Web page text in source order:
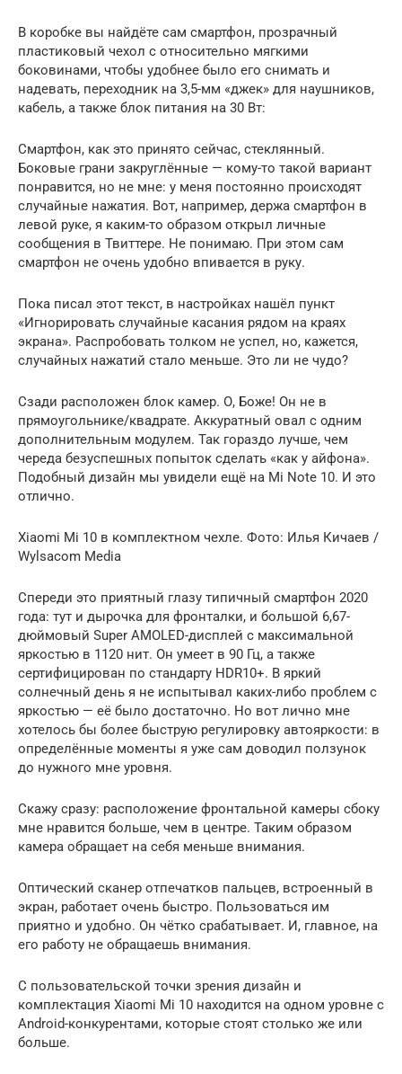
В коробке вы найдёте сам смартфон, прозрачный
пластиковый чехол с относительно мягкими
боковинами, чтобы удобнее было его снимать и
надевать, переходник на 3,5-мм «джек» для наушников,
кабель, а также блок питания на 30 Вт:
Смартфон, как это принято сейчас, стеклянный.
Боковые грани закруглённые — кому-то такой вариант
понравится, но не мне: у меня постоянно происходят
случайные нажатия. Вот, например, держа смартфон в
левой руке, я каким-то образом открыл личные
сообщения в Твиттере. Не понимаю. При этом сам
смартфон не очень удобно впивается в руку.
Пока писал этот текст, в настройках нашёл пункт
«Игнорировать случайные касания рядом на краях
экрана». Распробовать толком не успел, но, кажется,
случайных нажатий стало меньше. Это ли не чудо?
Сзади расположен блок камер. О, Боже! Он не в
прямоугольнике/квадрате. Аккуратный овал с одним
дополнительным модулем. Так гораздо лучше, чем
череда безуспешных попыток сделать «как у айфона».
Подобный дизайн мы увидели ещё на Mi Note 10. И это
отлично.
Xiaomi Mi 10 в комплектном чехле. Фото: Илья Кичаев /
Wylsacom Media
Спереди это приятный глазу типичный смартфон 2020
года: тут и дырочка для фронталки, и большой 6,67-
дюймовый Super AMOLED-дисплей c максимальной
яркостью в 1120 нит. Он умеет в 90 Гц, а также
сертифицирован по стандарту HDR10+. В яркий
солнечный день я не испытывал каких-либо проблем с
яркостью — её было достаточно. Но вот лично мне
хотелось бы более быструю регулировку автояркости: в
определённые моменты я уже сам доводил ползунок
до нужного мне уровня.
Скажу сразу: расположение фронтальной камеры сбоку
мне нравится больше, чем в центре. Таким образом
камера обращает на себя меньше внимания.
Оптический сканер отпечатков пальцев, встроенный в
экран, работает очень быстро. Пользоваться им
приятно и удобно. Он чётко срабатывает. И, главное, на
его работу не обращаешь внимания.
С пользовательской точки зрения дизайн и
комплектация Xiaomi Mi 10 находится на одном уровне с
Android-конкурентами, которые стоят столько же или
больше.